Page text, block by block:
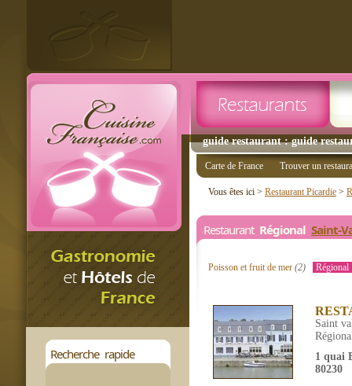
guide restaurant : guide
Recherche rapide
Carte de France Trouver un
Vous êtes ici > Restaurant Picardie >
Restaurant Régional Saint-
Poisson et fruit de mer (2) Régional
Saint
1 quai
80230